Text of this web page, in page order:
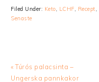
Filed Under: Keto, LCHF, Recept,
Senaste
Previous
Post:
« Túrós palacsinta –
Ungerska pannkakor